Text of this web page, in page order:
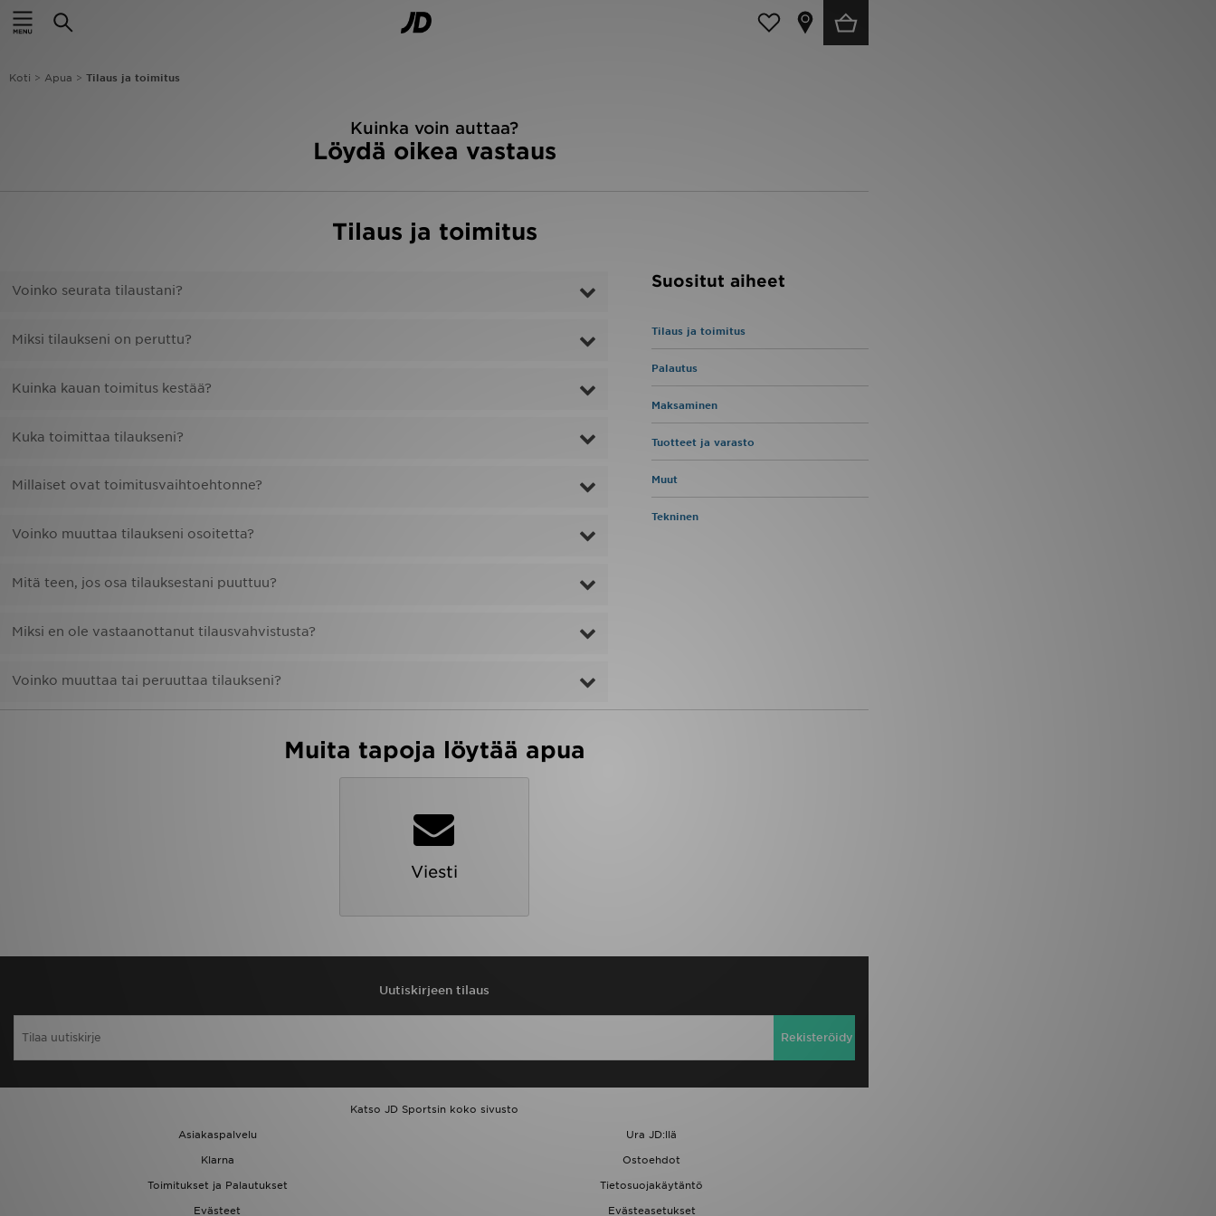
Koti > Apua > Tilaus ja toimitus
Kuinka voin auttaa?
Löydä oikea vastaus
Tilaus ja toimitus
Voinko seurata tilaustani?
Miksi tilaukseni on peruttu?
Kuinka kauan toimitus kestää?
Kuka toimittaa tilaukseni?
Millaiset ovat toimitusvaihtoehtonne?
Voinko muuttaa tilaukseni osoitetta?
Mitä teen, jos osa tilauksestani puuttuu?
Miksi en ole vastaanottanut tilausvahvistusta?
Voinko muuttaa tai peruuttaa tilaukseni?
Suositut aiheet
Tilaus ja toimitus
Palautus
Maksaminen
Tuotteet ja varasto
Muut
Tekninen
Muita tapoja löytää apua
Viesti
Uutiskirjeen tilaus
Rekisteröidy
Katso JD Sportsin koko sivusto
Asiakaspalvelu
Ura JD:llä
Klarna
Ostoehdot
Toimitukset ja Palautukset
Tietosuojakäytäntö
Evästeet
Evästeasetukset
Etusivu
Ale
Urheilu
Lataa JD-sovellus
Minun JD